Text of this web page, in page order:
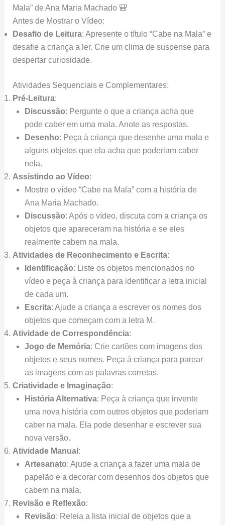
Mala” de Ana Maria Machado 🎒
Antes de Mostrar o Vídeo:
Desafio de Leitura: Apresente o título “Cabe na Mala” e
desafie a criança a ler. Crie um clima de suspense para
despertar curiosidade.
Atividades Sequenciais e Complementares:
Pré-Leitura:
Discussão: Pergunte o que a criança acha que
pode caber em uma mala. Anote as respostas.
Desenho: Peça à criança que desenhe uma mala e
alguns objetos que ela acha que poderiam caber
nela.
Assistindo ao Vídeo:
Mostre o vídeo “Cabe na Mala” com a história de
Ana Maria Machado.
Discussão: Após o vídeo, discuta com a criança os
objetos que apareceram na história e se eles
realmente cabem na mala.
Atividades de Reconhecimento e Escrita:
Identificação: Liste os objetos mencionados no
vídeo e peça à criança para identificar a letra inicial
de cada um.
Escrita: Ajude a criança a escrever os nomes dos
objetos que começam com a letra M.
Atividade de Correspondência:
Jogo de Memória: Crie cartões com imagens dos
objetos e seus nomes. Peça à criança para parear
as imagens com as palavras corretas.
Criatividade e Imaginação:
História Alternativa: Peça à criança que invente
uma nova história com outros objetos que poderiam
caber na mala. Ela pode desenhar e escrever sua
nova versão.
Atividade Manual :
Artesanato: Ajude a criança a fazer uma mala de
papelão e a decorar com desenhos dos objetos que
cabem na mala.
Revisão e Reflexão:
Revisão: Releia a lista inicial de objetos que a